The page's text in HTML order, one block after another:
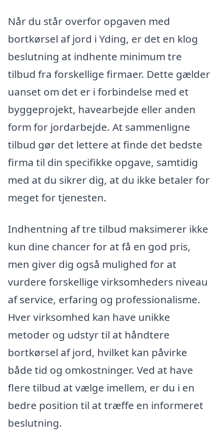
Når du står overfor opgaven med
bortkørsel af jord i Yding, er det en klog
beslutning at indhente minimum tre
tilbud fra forskellige firmaer. Dette gælder
uanset om det er i forbindelse med et
byggeprojekt, havearbejde eller anden
form for jordarbejde. At sammenligne
tilbud gør det lettere at finde det bedste
firma til din specifikke opgave, samtidig
med at du sikrer dig, at du ikke betaler for
meget for tjenesten.
Indhentning af tre tilbud maksimerer ikke
kun dine chancer for at få en god pris,
men giver dig også mulighed for at
vurdere forskellige virksomheders niveau
af service, erfaring og professionalisme.
Hver virksomhed kan have unikke
metoder og udstyr til at håndtere
bortkørsel af jord, hvilket kan påvirke
både tid og omkostninger. Ved at have
flere tilbud at vælge imellem, er du i en
bedre position til at træffe en informeret
beslutning.